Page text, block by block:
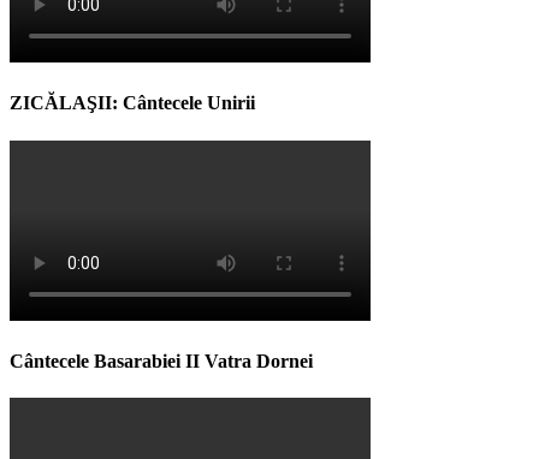
ZICĂLAŞII: Cântecele Unirii
Cântecele Basarabiei II Vatra Dornei